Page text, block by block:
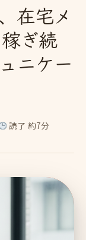
在宅メ
ぎ続
ニケー
読了 約7分